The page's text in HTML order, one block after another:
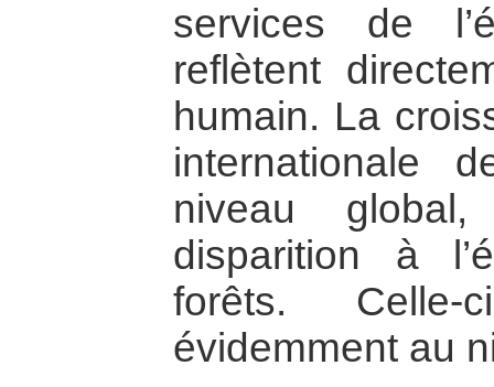
services de
reflètent
humain. La
internationale
niveau
disparition à
forêts.
évidemment au